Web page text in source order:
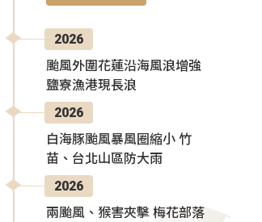
2026
颱風外圍花蓮沿海風浪增強
鹽寮漁港現長浪
2026
白海豚颱風暴風圈縮小 竹
苗、台北山區防大雨
2026
兩颱風、猴害夾擊 梅花部落